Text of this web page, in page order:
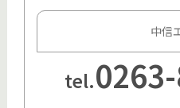
中信
tel.